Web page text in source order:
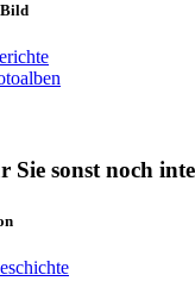
Sie sonst noch